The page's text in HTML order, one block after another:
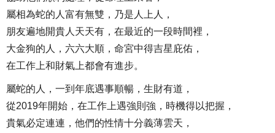
屬相為蛇的人富有無雙，乃是人上人，
朋友遍地開貴人天天有，在最近的一段時間裡，
大金狗的人，六六大順，命宮中得吉星庇佑，
在工作上和財氣上都會有進步。
屬蛇的人，一到年底遇事順暢，生財有道，
從2019年開始，在工作上遇強則強，時機得以把握，
貴氣必定連連，他們的性情十分義薄雲天，